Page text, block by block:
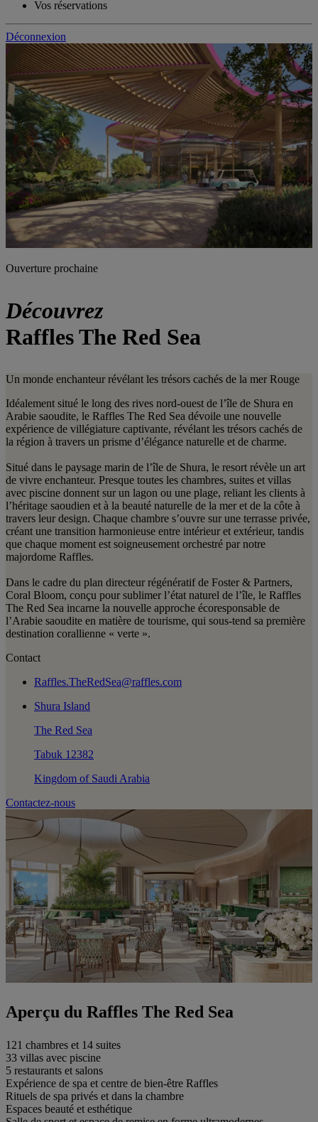
Vos réservations
Déconnexion
Ouverture prochaine
Découvrez
Raffles The Red Sea
Un monde enchanteur révélant les trésors cachés de la mer Rouge
Idéalement situé le long des rives nord-ouest de l’île de Shura en
Arabie saoudite, le Raffles The Red Sea dévoile une nouvelle
expérience de villégiature captivante, révélant les trésors cachés de
la région à travers un prisme d’élégance naturelle et de charme.
Situé dans le paysage marin de l’île de Shura, le resort révèle un art
de vivre enchanteur. Presque toutes les chambres, suites et villas
avec piscine donnent sur un lagon ou une plage, reliant les clients à
l’héritage saoudien et à la beauté naturelle de la mer et de la côte à
travers leur design. Chaque chambre s’ouvre sur une terrasse privée,
créant une transition harmonieuse entre intérieur et extérieur, tandis
que chaque moment est soigneusement orchestré par notre
majordome Raffles.
Dans le cadre du plan directeur régénératif de Foster & Partners,
Coral Bloom, conçu pour sublimer l’état naturel de l’île, le Raffles
The Red Sea incarne la nouvelle approche écoresponsable de
l’Arabie saoudite en matière de tourisme, qui sous-tend sa première
destination corallienne « verte ».
Contact
Raffles.TheRedSea@raffles.com
Shura Island
The Red Sea
Tabuk 12382
Kingdom of Saudi Arabia
Contactez-nous
Aperçu du Raffles The Red Sea
121 chambres et 14 suites
33 villas avec piscine
5 restaurants et salons
Expérience de spa et centre de bien-être Raffles
Rituels de spa privés et dans la chambre
Espaces beauté et esthétique